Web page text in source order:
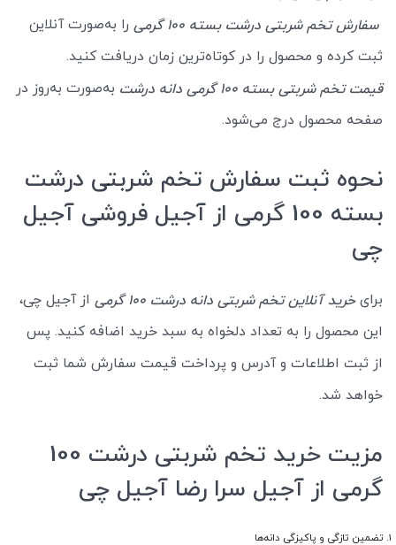
سفارش تخم شربتی درشت بسته 100 گرمی
را به‌صورت آنلاین
ثبت کرده و محصول را در کوتاه‌ترین زمان دریافت کنید.
قیمت تخم شربتی بسته 100 گرمی دانه درشت
به‌صورت به‌روز در
صفحه محصول درج می‌شود.
نحوه ثبت سفارش تخم شربتی درشت
بسته 100 گرمی از آجیل فروشی آجیل
چی
برایخرید آنلاین تخم شربتی دانه درشت 100 گرمی
از آجیل چی،
این محصول را به تعداد دلخواه به سبد خرید اضافه کنید. پس
از ثبت اطلاعات و آدرس و پرداخت قیمت سفارش شما ثبت
خواهد شد.
مزیت خرید تخم شربتی درشت 100
گرمی از آجیل سرا رضا آجیل چی
تضمین تازگی و پاکیزگی دانه‌ها